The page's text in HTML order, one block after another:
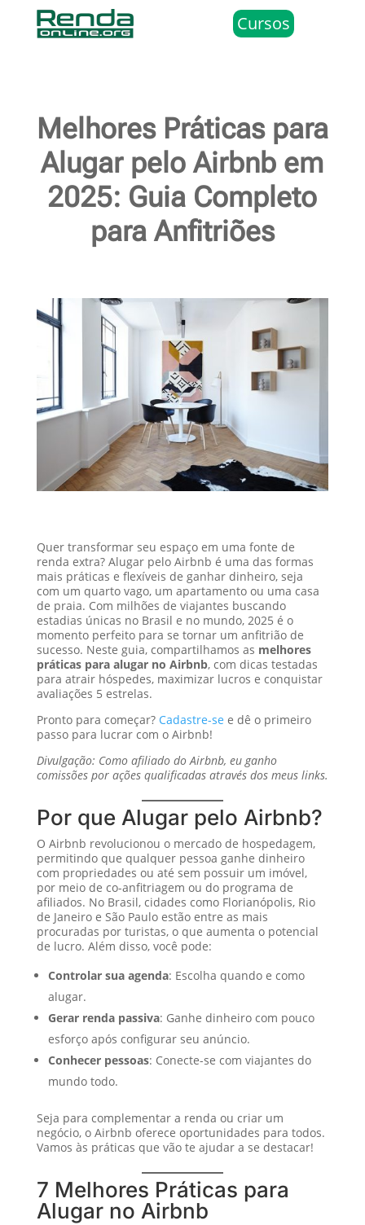
Cursos
Melhores Práticas para
Alugar pelo Airbnb em
2025: Guia Completo
para Anfitriões
Quer transformar seu espaço em uma fonte de
renda extra? Alugar pelo Airbnb é uma das formas
mais práticas e flexíveis de ganhar dinheiro, seja
com um quarto vago, um apartamento ou uma casa
de praia. Com milhões de viajantes buscando
estadias únicas no Brasil e no mundo, 2025 é o
momento perfeito para se tornar um anfitrião de
sucesso. Neste guia, compartilhamos as melhores
práticas para alugar no Airbnb, com dicas testadas
para atrair hóspedes, maximizar lucros e conquistar
avaliações 5 estrelas.
Pronto para começar? Cadastre-se e dê o primeiro
passo para lucrar com o Airbnb!
Divulgação: Como afiliado do Airbnb, eu ganho
comissões por ações qualificadas através dos meus links.
Por que Alugar pelo Airbnb?
O Airbnb revolucionou o mercado de hospedagem,
permitindo que qualquer pessoa ganhe dinheiro
com propriedades ou até sem possuir um imóvel,
por meio de co-anfitriagem ou do programa de
afiliados. No Brasil, cidades como Florianópolis, Rio
de Janeiro e São Paulo estão entre as mais
procuradas por turistas, o que aumenta o potencial
de lucro. Além disso, você pode:
Controlar sua agenda: Escolha quando e como
alugar.
Gerar renda passiva: Ganhe dinheiro com pouco
esforço após configurar seu anúncio.
Conhecer pessoas: Conecte-se com viajantes do
mundo todo.
Seja para complementar a renda ou criar um
negócio, o Airbnb oferece oportunidades para todos.
Vamos às práticas que vão te ajudar a se destacar!
7 Melhores Práticas para
Alugar no Airbnb